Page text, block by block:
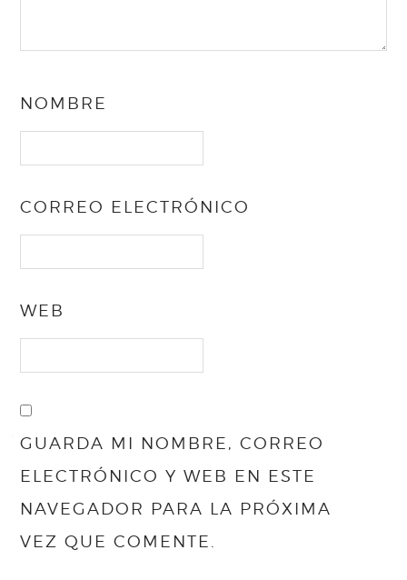
NOMBRE
CORREO ELECTRÓNICO
WEB
GUARDA MI NOMBRE, CORREO
ELECTRÓNICO Y WEB EN ESTE
NAVEGADOR PARA LA PRÓXIMA
VEZ QUE COMENTE.